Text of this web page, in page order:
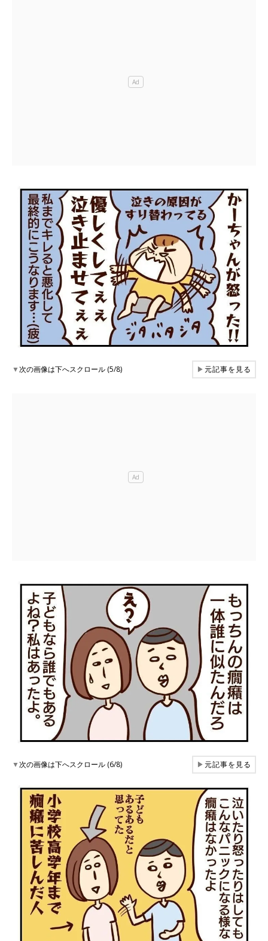
▼次の画像は下へスクロール (5/8) ▶元記事を見る
▼次の画像は下へスクロール (6/8) ▶元記事を見る